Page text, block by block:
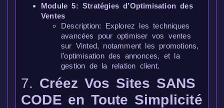
Module 5: Stratégies d’Optimisation des
Ventes
Description: Explorez les techniques
avancées pour optimiser vos ventes
sur Vinted, notamment les promotions,
l’optimisation des annonces, et la
gestion de la relation client.
7. Créez Vos Sites SANS
CODE en Toute Simplicité